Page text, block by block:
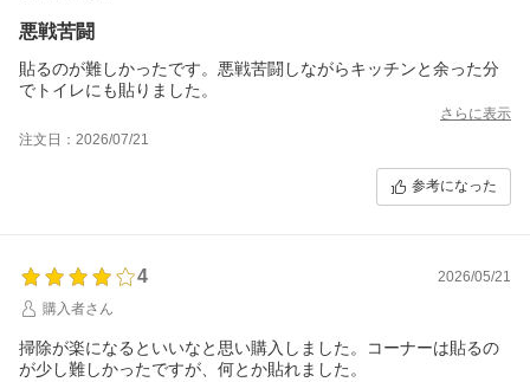
悪戦苦闘
貼るのが難しかったです。悪戦苦闘しながらキッチンと余った分
でトイレにも貼りました。
さらに表示
注文日：2026/07/21
参考になった
4
2026/05/21
購入者さん
掃除が楽になるといいなと思い購入しました。コーナーは貼るの
が少し難しかったですが、何とか貼れました。